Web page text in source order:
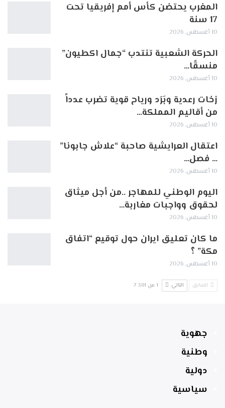
المغرب يحتضن كأس أمم إفريقيا تحت
17 سنة
10 أغسطس, 2026
الحركة الشعبية تنتدب “جمال اكطيون”
منسقًا…
10 أغسطس, 2026
زخات رعدية وبَرَد ورياح قوية تضرب عدداً
من أقاليم المملكة…
10 أغسطس, 2026
اعتقال العرايشية صاحبة “علاش جابونا”
… فصل…
10 أغسطس, 2026
اليوم الوطني للمهاجر ..من أجل ميثاق
لحقوق وواجبات مغاربة…
10 أغسطس, 2026
ما كان تعليق ايران حول توقيع “اتفاق
مكة” ؟
10 أغسطس, 2026
السابق التالي 1 من 7٬301
جهوية
وطنية
دولية
سياسية